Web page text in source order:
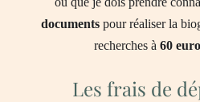
documentspour réaliser la
recherches à 60
Les frais de